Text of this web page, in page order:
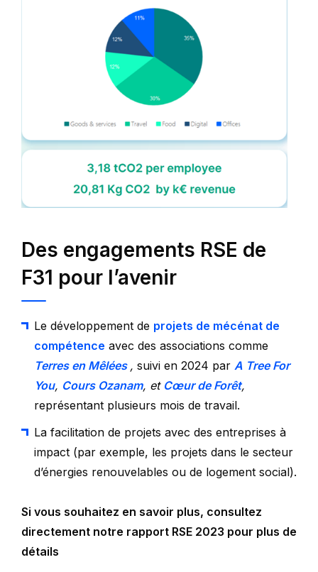
Des engagements RSE de
F31 pour l’avenir
Le développement de projets de mécénat de
compétence avec des associations comme
Terres en Mêlées , suivi en 2024 par A Tree For
You, Cours Ozanam, et Cœur de Forêt,
représentant plusieurs mois de travail.
La facilitation de projets avec des entreprises à
impact (par exemple, les projets dans le secteur
d’énergies renouvelables ou de logement social).
Si vous souhaitez en savoir plus, consultez
directement notre rapport RSE 2023 pour plus de
détails